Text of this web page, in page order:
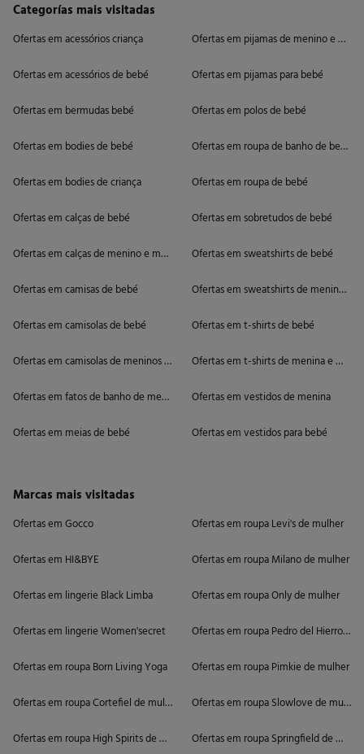
Categorías mais visitadas
Ofertas em acessórios criança
Ofertas em acessórios de bebé
Ofertas em bermudas bebé
Ofertas em bodies de bebé
Ofertas em bodies de criança
Ofertas em calças de bebé
Ofertas em calças de menino e menina
Ofertas em camisas de bebé
Ofertas em camisolas de bebé
Ofertas em camisolas de meninos e meninas
Ofertas em fatos de banho de menino e menina
Ofertas em meias de bebé
Ofertas em pijamas de menino e
Ofertas em pijamas para bebé
Ofertas em polos de bebé
Ofertas em roupa de banho de bebé
Ofertas em roupa de bebé
Ofertas em sobretudos de bebé
Ofertas em sweatshirts de bebé
Ofertas em sweatshirts de meninos e
Ofertas em t-shirts de bebé
Ofertas em t-shirts de menina e
Ofertas em vestidos de menina
Ofertas em vestidos para bebé
Marcas mais visitadas
Ofertas em Gocco
Ofertas em HI&BYE
Ofertas em lingerie Black Limba
Ofertas em lingerie Women'secret
Ofertas em roupa Born Living Yoga
Ofertas em roupa Cortefiel de mulher
Ofertas em roupa High Spirits de mulher
Ofertas em roupa Levi's de mulher
Ofertas em roupa Milano de mulher
Ofertas em roupa Only de mulher
Ofertas em roupa Pedro del Hierro de
Ofertas em roupa Pimkie de mulher
Ofertas em roupa Slowlove de mulher
Ofertas em roupa Springfield de